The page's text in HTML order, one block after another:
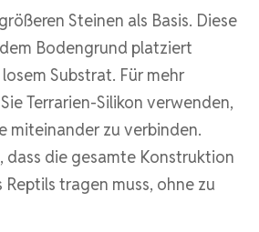
Steinen als Basis. Diese
Bodengrund platziert
Substrat. Für mehr
Terrarien-Silikon verwenden,
miteinander zu verbinden.
dass die gesamte Konstruktion
tragen muss, ohne zu